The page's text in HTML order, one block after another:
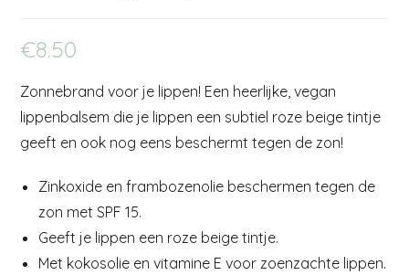
€8.50
Zonnebrand voor je lippen! Een heerlijke, vegan
lippenbalsem die je lippen een subtiel roze beige tintje
geeft en ook nog eens beschermt tegen de zon!
Zinkoxide en frambozenolie beschermen tegen de
zon met SPF 15.
Geeft je lippen een roze beige tintje.
Met kokosolie en vitamine E voor zoenzachte lippen.